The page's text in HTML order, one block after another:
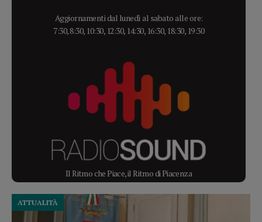
Aggiornamenti dal lunedì al sabato alle ore:
7:30, 8:30, 10:30, 12:30, 14:30, 16:30, 18:30, 19:30
Il Ritmo che Piace, il Ritmo di Piacenza
ATTUALITÀ